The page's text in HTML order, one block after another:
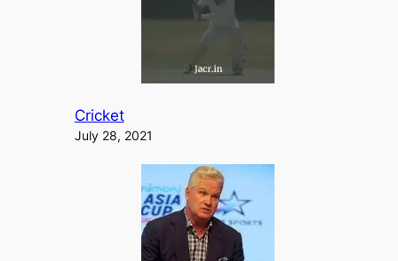
Cricket
July 28, 2021